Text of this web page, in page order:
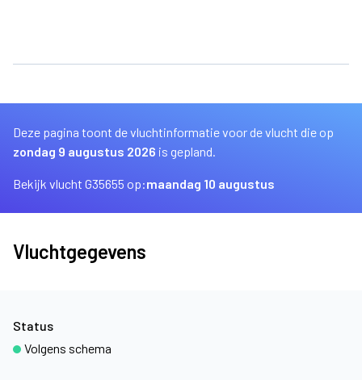
Deze pagina toont de vluchtinformatie voor de vlucht die op
zondag 9 augustus 2026 is gepland.
Bekijk vlucht G35655 op:maandag 10 augustus
Vluchtgegevens
Status
Volgens schema